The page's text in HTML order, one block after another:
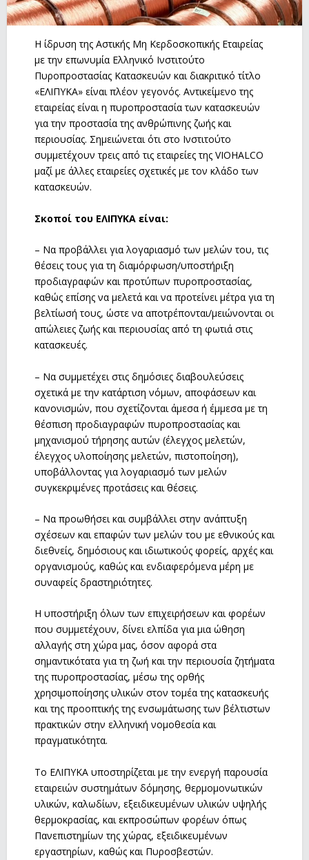
Η ίδρυση της Αστικής Μη Κερδοσκοπικής Εταιρείας
με την επωνυμία Ελληνικό Ινστιτούτο
Πυροπροστασίας Κατασκευών και διακριτικό τίτλο
«ΕΛΙΠΥΚΑ» είναι πλέον γεγονός. Αντικείμενο της
εταιρείας είναι η πυροπροστασία των κατασκευών
για την προστασία της ανθρώπινης ζωής και
περιουσίας. Σημειώνεται ότι στο Ινστιτούτο
συμμετέχουν τρεις από τις εταιρείες της VIOHALCO
μαζί με άλλες εταιρείες σχετικές με τον κλάδο των
κατασκευών.
Σκοποί του ΕΛΙΠΥΚΑ είναι:
– Να προβάλλει για λογαριασμό των μελών του, τις
θέσεις τους για τη διαμόρφωση/υποστήριξη
προδιαγραφών και προτύπων πυροπροστασίας,
καθώς επίσης να μελετά και να προτείνει μέτρα για τη
βελτίωσή τους, ώστε να αποτρέπονται/μειώνονται οι
απώλειες ζωής και περιουσίας από τη φωτιά στις
κατασκευές.
– Να συμμετέχει στις δημόσιες διαβουλεύσεις
σχετικά με την κατάρτιση νόμων, αποφάσεων και
κανονισμών, που σχετίζονται άμεσα ή έμμεσα με τη
θέσπιση προδιαγραφών πυροπροστασίας και
μηχανισμού τήρησης αυτών (έλεγχος μελετών,
έλεγχος υλοποίησης μελετών, πιστοποίηση),
υποβάλλοντας για λογαριασμό των μελών
συγκεκριμένες προτάσεις και θέσεις.
– Να προωθήσει και συμβάλλει στην ανάπτυξη
σχέσεων και επαφών των μελών του με εθνικούς και
διεθνείς, δημόσιους και ιδιωτικούς φορείς, αρχές και
οργανισμούς, καθώς και ενδιαφερόμενα μέρη με
συναφείς δραστηριότητες.
Η υποστήριξη όλων των επιχειρήσεων και φορέων
που συμμετέχουν, δίνει ελπίδα για μια ώθηση
αλλαγής στη χώρα μας, όσον αφορά στα
σημαντικότατα για τη ζωή και την περιουσία ζητήματα
της πυροπροστασίας, μέσω της ορθής
χρησιμοποίησης υλικών στον τομέα της κατασκευής
και της προοπτικής της ενσωμάτωσης των βέλτιστων
πρακτικών στην ελληνική νομοθεσία και
πραγματικότητα.
Το ΕΛΙΠΥΚΑ υποστηρίζεται με την ενεργή παρουσία
εταιρειών συστημάτων δόμησης, θερμομονωτικών
υλικών, καλωδίων, εξειδικευμένων υλικών υψηλής
θερμοκρασίας, και εκπροσώπων φορέων όπως
Πανεπιστημίων της χώρας, εξειδικευμένων
εργαστηρίων, καθώς και Πυροσβεστών.